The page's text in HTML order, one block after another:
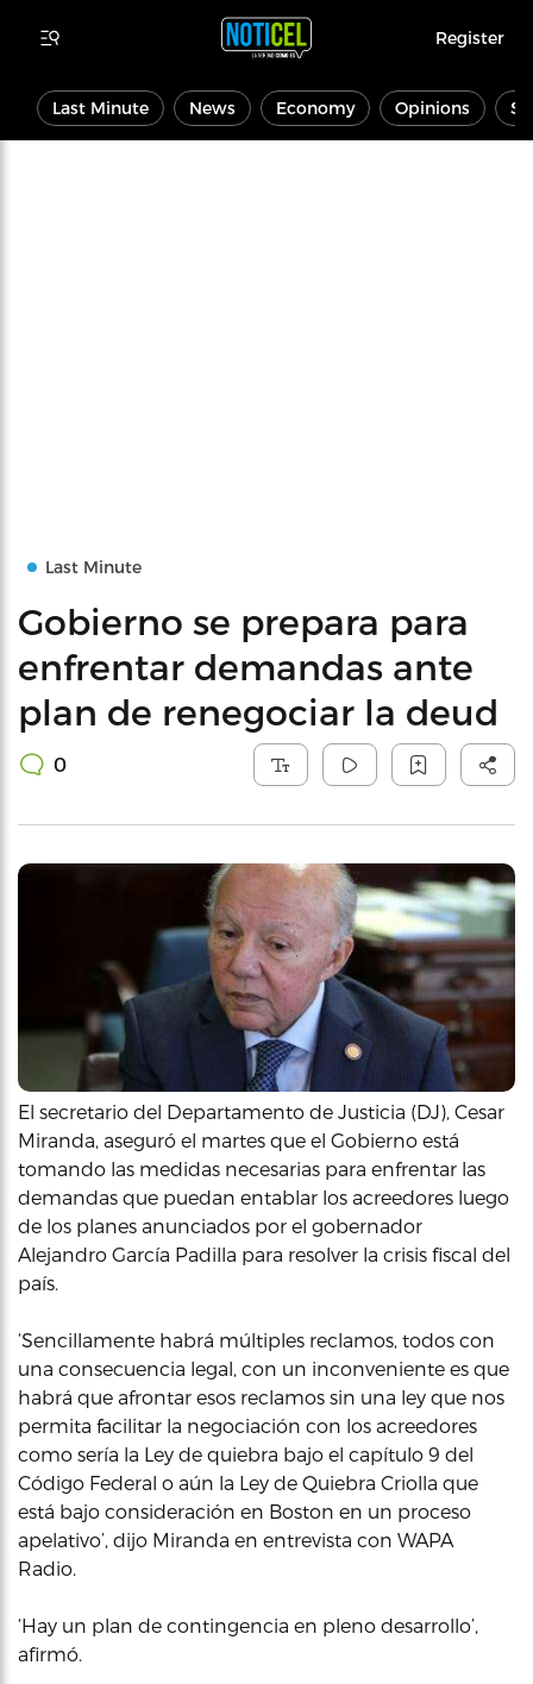
Register
Last Minute News Economy Opinions
Last Minute
Gobierno se prepara para
enfrentar demandas ante
plan de renegociar la deud
0
El secretario del Departamento de Justicia (DJ), Cesar
Miranda, aseguró el martes que el Gobierno está
tomando las medidas necesarias para enfrentar las
demandas que puedan entablar los acreedores luego
de los planes anunciados por el gobernador
Alejandro García Padilla para resolver la crisis fiscal del
país.
‘Sencillamente habrá múltiples reclamos, todos con
una consecuencia legal, con un inconveniente es que
habrá que afrontar esos reclamos sin una ley que nos
permita facilitar la negociación con los acreedores
como sería la Ley de quiebra bajo el capítulo 9 del
Código Federal o aún la Ley de Quiebra Criolla que
está bajo consideración en Boston en un proceso
apelativo’, dijo Miranda en entrevista con WAPA
Radio.
‘Hay un plan de contingencia en pleno desarrollo’,
afirmó.